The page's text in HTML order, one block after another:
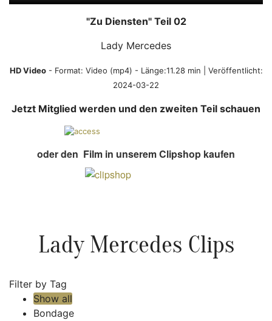
"Zu Diensten" Teil 02
Lady Mercedes
HD Video- Format: Video (mp4) - Länge:11.28 min | Veröffentlicht:
2024-03-22
Jetzt Mitglied werden und den zweiten Teil schauen
oder den Film in unserem Clipshop kaufen
Lady Mercedes Clips
Filter by Tag
Show all
Bondage